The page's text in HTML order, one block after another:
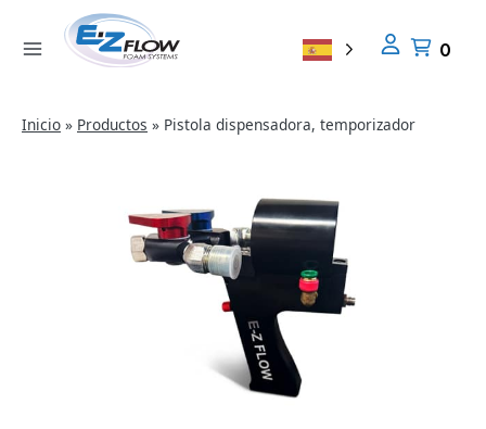
contenido
0
Inicio » Productos » Pistola dispensadora, temporizador